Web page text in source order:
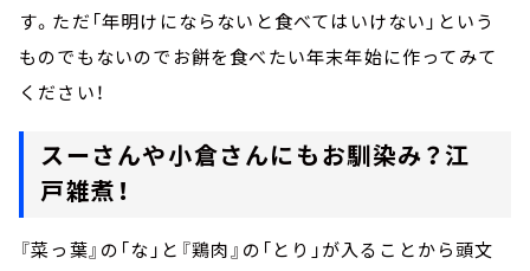
す。ただ「年明けにならないと食べてはいけない」という
ものでもないのでお餅を食べたい年末年始に作ってみて
ください！
スーさんや小倉さんにもお馴染み？江
戸雑煮！
『菜っ葉』の「な」と『鶏肉』の「とり」が入ることから頭文